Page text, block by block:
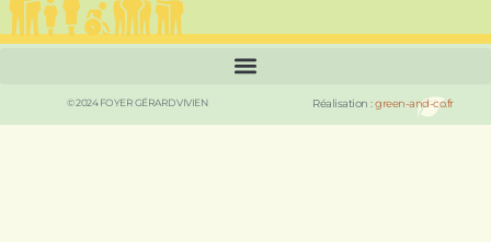
© 2024 FOYER GÉRARD VIVIEN Réalisation :green-and-co.fr